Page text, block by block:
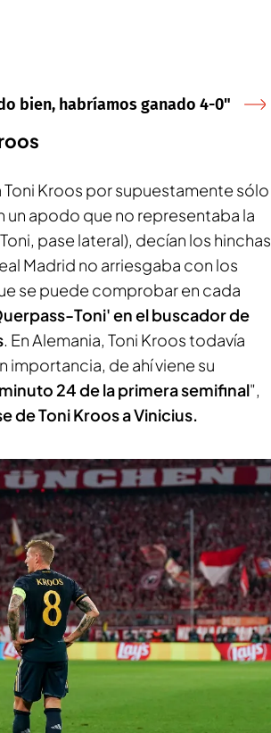
bien, habríamos ganado 4-0"
Kroos por supuestamente sólo
un apodo que no representaba la
pase lateral), decían los hinchas
Madrid no arriesgaba con los
se puede comprobar en cada
Toni' en el buscador de
. En Alemania, Toni Kroos todavía
importancia, de ahí viene su
24 de la primera semifinal",
de Toni Kroos a Vinicius.